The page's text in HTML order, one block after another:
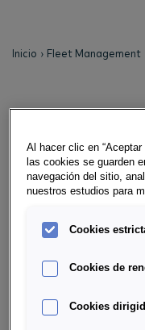
Inicio Fleet Management
FLEET
As the market
systems that ensure
fleet management
clear brand and
Al hacer clic en
las cookies se guarden
navegación del sitio,
nuestros estudios para
Cookies
Cookies de
Cookies